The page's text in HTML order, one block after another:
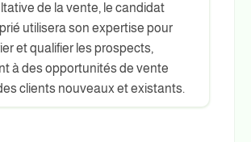
de la vente, le candidat
utilisera son expertise pour
et qualifier les prospects,
à des opportunités de vente
clients nouveaux et existants.